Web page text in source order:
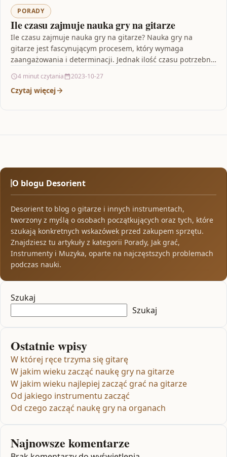
PORADY
Ile czasu zajmuje nauka gry na gitarze
Ile czasu zajmuje nauka gry na gitarze? Nauka gry na
gitarze jest fascynującym procesem, który wymaga
zaangażowania i determinacji. Jednak ilość czasu potrzebna
4 minut czytania 2023-10-27
Czytaj więcej
O blogu Desorient
Desorient to blog o gitarze i innych instrumentach,
tworzony z myślą o osobach początkujących oraz tych, które
szukają konkretnych wskazówek przed zakupem sprzętu.
Znajdziesz tu artykuły z kategorii Porady, Jak grać,
Instrumenty i Muzyka, oparte na najczęstszych problemach
podczas nauki.
Szukaj
Szukaj
Ostatnie wpisy
W której ręce trzyma się gitarę
W jakim wieku zacząć naukę gry na gitarze
W jakim wieku najlepiej zacząć grać na gitarze
Od jakiego instrumentu zacząć
Od czego zacząć naukę gry na organach
Najnowsze komentarze